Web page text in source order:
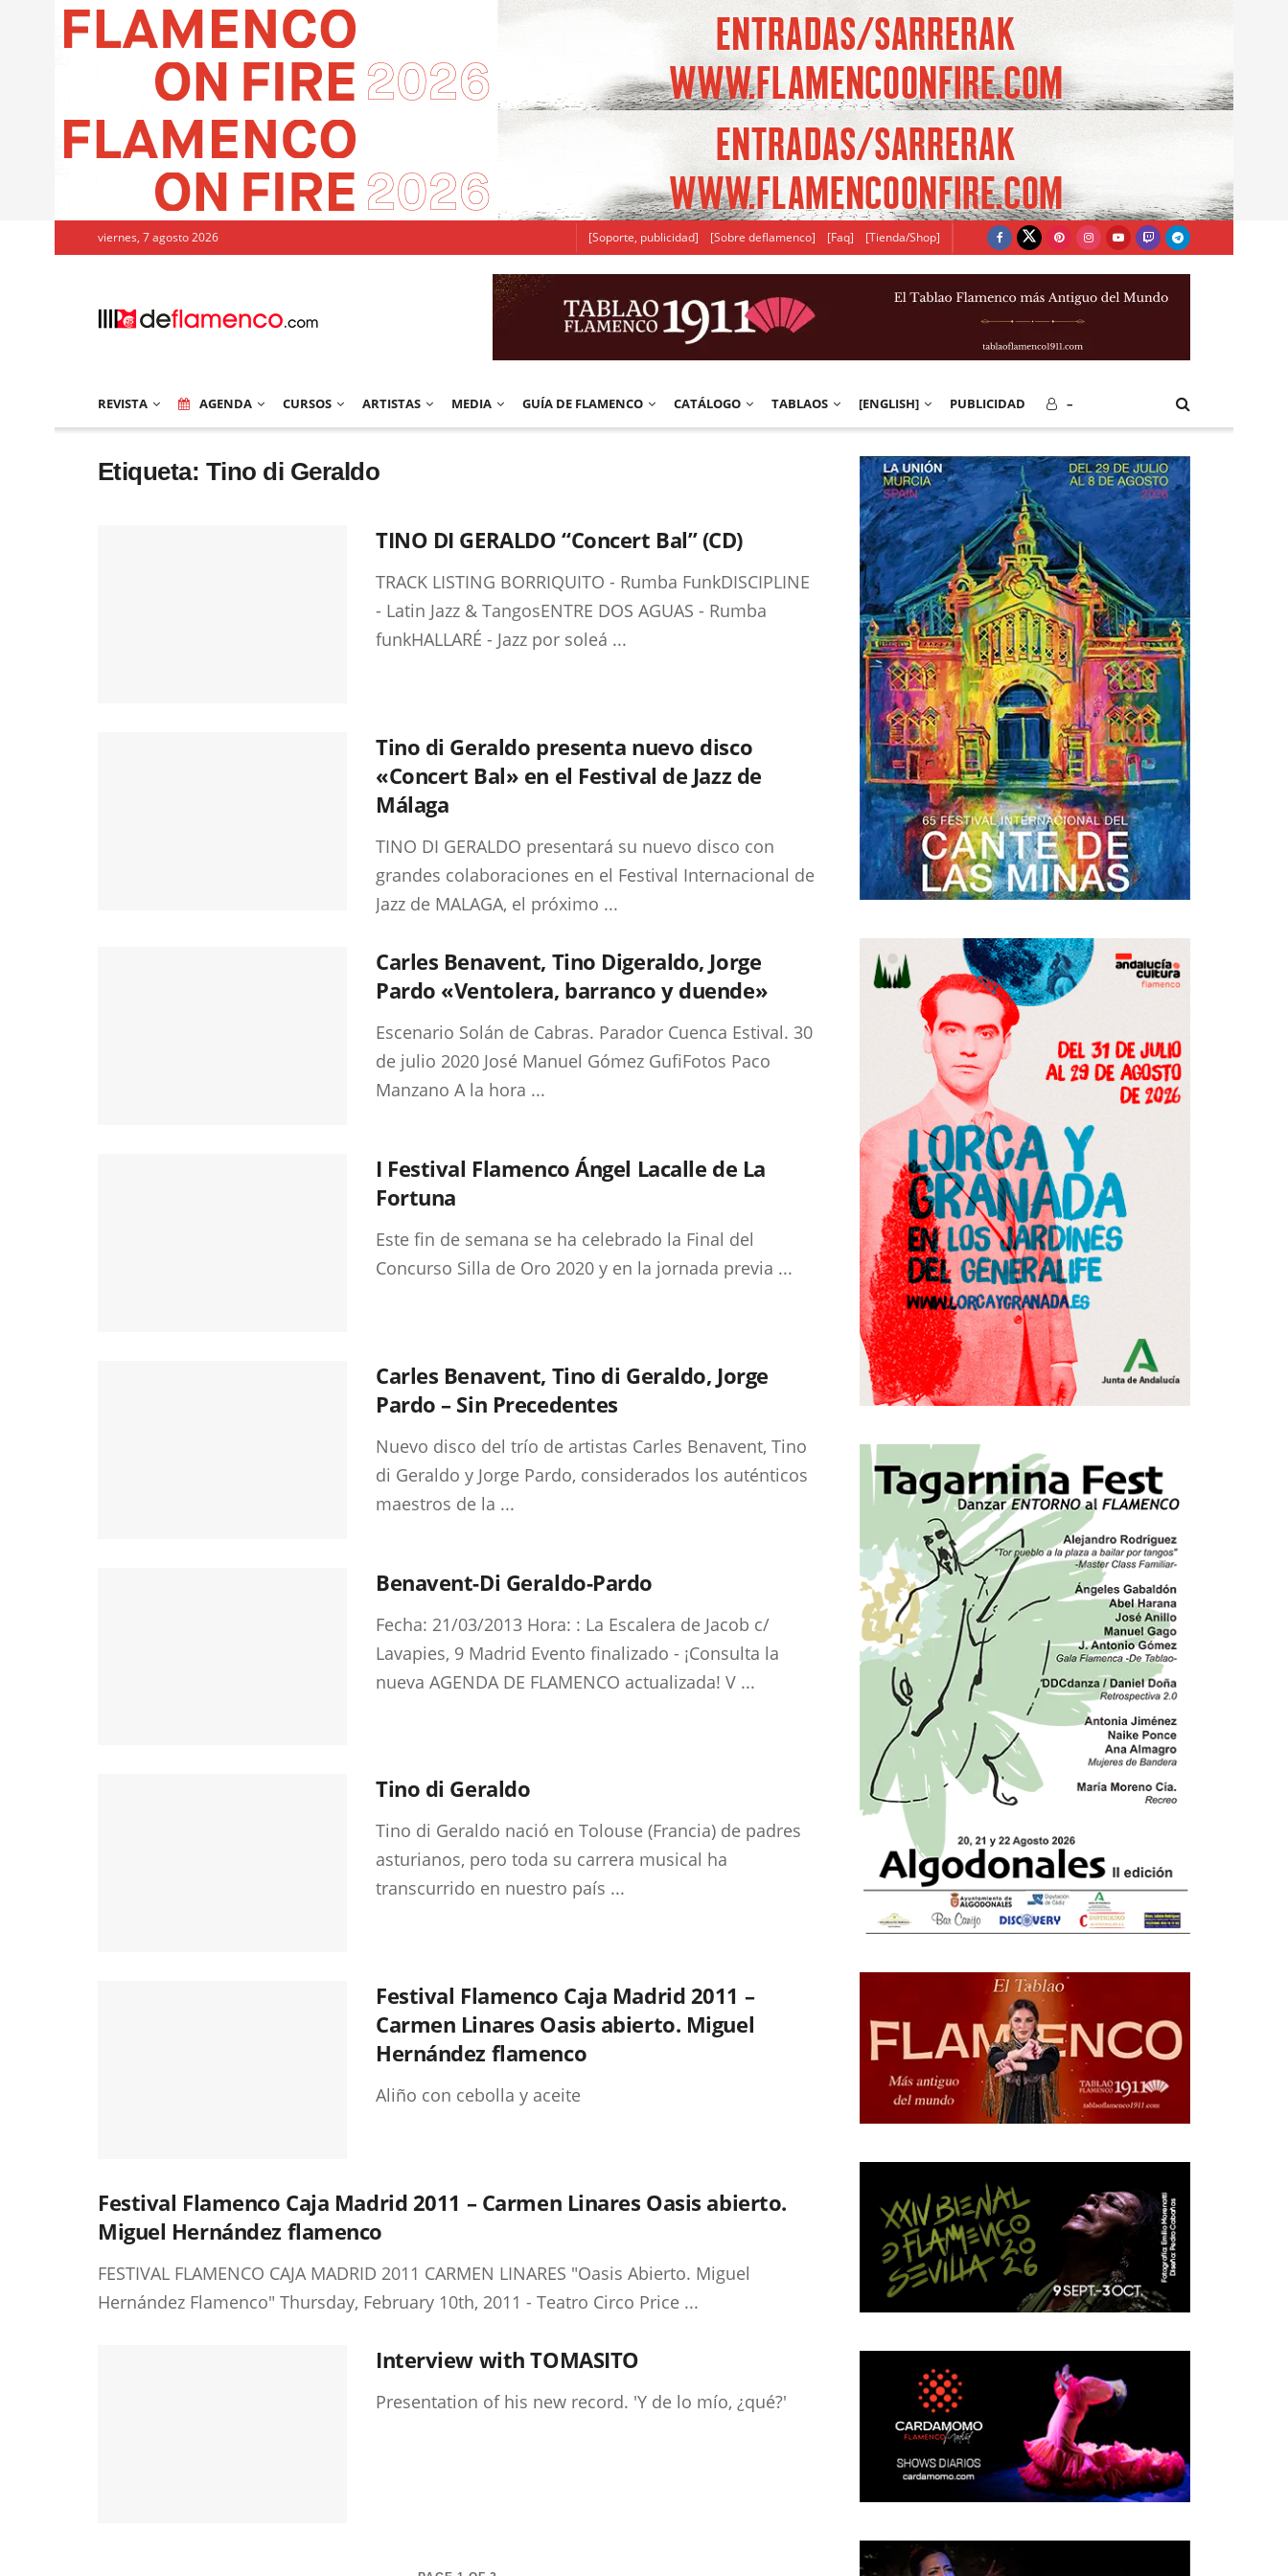
viernes, 7 agosto 2026 [Soporte, publicidad] [Sobre deflamenco] [Faq] [Tienda/Shop]
REVISTA AGENDA CURSOS ARTISTAS MEDIA GUÍA DE FLAMENCO CATÁLOGO TABLAOS [ENGLISH] PUBLICIDAD –
Etiqueta: Tino di Geraldo
TINO DI GERALDO “Concert Bal” (CD)
TRACK LISTING BORRIQUITO - Rumba FunkDISCIPLINE
- Latin Jazz & TangosENTRE DOS AGUAS - Rumba
funkHALLARÉ - Jazz por soleá ...
Tino di Geraldo presenta nuevo disco
«Concert Bal» en el Festival de Jazz de
Málaga
TINO DI GERALDO presentará su nuevo disco con
grandes colaboraciones en el Festival Internacional de
Jazz de MALAGA, el próximo ...
Carles Benavent, Tino Digeraldo, Jorge
Pardo «Ventolera, barranco y duende»
Escenario Solán de Cabras. Parador Cuenca Estival. 30
de julio 2020 José Manuel Gómez GufiFotos Paco
Manzano A la hora ...
I Festival Flamenco Ángel Lacalle de La
Fortuna
Este fin de semana se ha celebrado la Final del
Concurso Silla de Oro 2020 y en la jornada previa ...
Carles Benavent, Tino di Geraldo, Jorge
Pardo – Sin Precedentes
Nuevo disco del trío de artistas Carles Benavent, Tino
di Geraldo y Jorge Pardo, considerados los auténticos
maestros de la ...
Benavent-Di Geraldo-Pardo
Fecha: 21/03/2013 Hora: : La Escalera de Jacob c/
Lavapies, 9 Madrid Evento finalizado - ¡Consulta la
nueva AGENDA DE FLAMENCO actualizada! V ...
Tino di Geraldo
Tino di Geraldo nació en Tolouse (Francia) de padres
asturianos, pero toda su carrera musical ha
transcurrido en nuestro país ...
Festival Flamenco Caja Madrid 2011 –
Carmen Linares Oasis abierto. Miguel
Hernández flamenco
Aliño con cebolla y aceite
Festival Flamenco Caja Madrid 2011 – Carmen Linares Oasis abierto.
Miguel Hernández flamenco
FESTIVAL FLAMENCO CAJA MADRID 2011 CARMEN LINARES "Oasis Abierto. Miguel
Hernández Flamenco" Thursday, February 10th, 2011 - Teatro Circo Price ...
Interview with TOMASITO
Presentation of his new record. 'Y de lo mío, ¿qué?'